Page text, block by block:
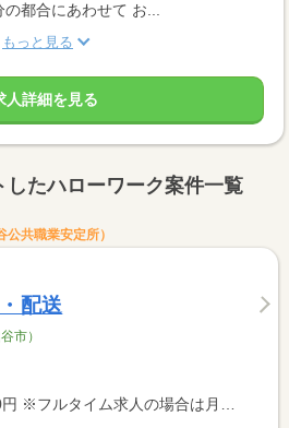
都合にあわせて お...
もっと見る
人詳細を見る
したハローワーク案件一覧
共職業安定所）
配送
市）
は月額（換算額）、パート求人の場合は時間額を表示しています。